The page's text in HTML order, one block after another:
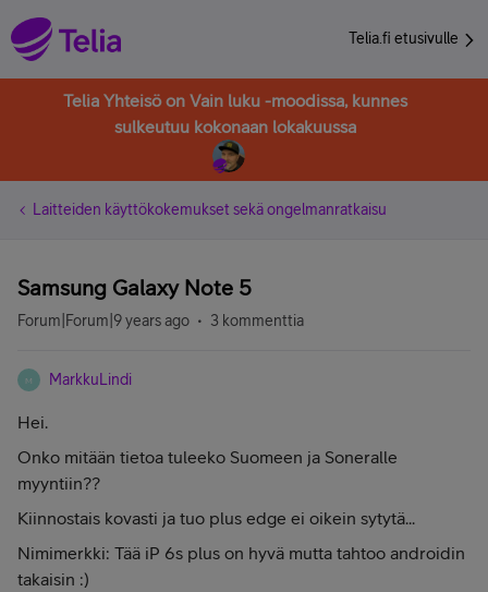
Telia.fi etusivulle
Telia Yhteisö on Vain luku -moodissa, kunnes
sulkeutuu kokonaan lokakuussa
Laitteiden käyttökokemukset sekä ongelmanratkaisu
Samsung Galaxy Note 5
Forum|Forum|9 years ago 3 kommenttia
M MarkkuLindi
Hei.
Onko mitään tietoa tuleeko Suomeen ja Soneralle
myyntiin??
Kiinnostais kovasti ja tuo plus edge ei oikein sytytä...
Nimimerkki: Tää iP 6s plus on hyvä mutta tahtoo androidin
takaisin :)